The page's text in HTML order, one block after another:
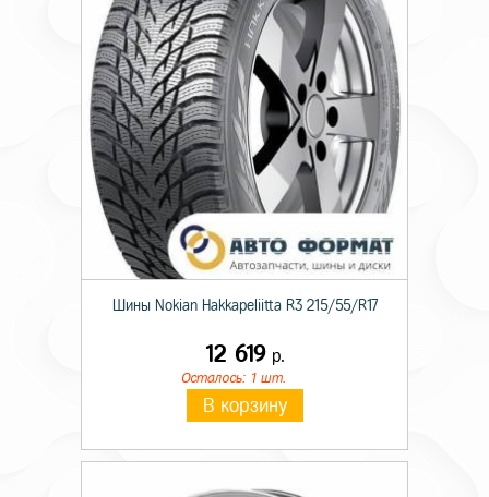
silver
Шины Nokian Hakkapeliitta R3 215/55/R17
12 619р.
Осталось: 1 шт.
В корзину